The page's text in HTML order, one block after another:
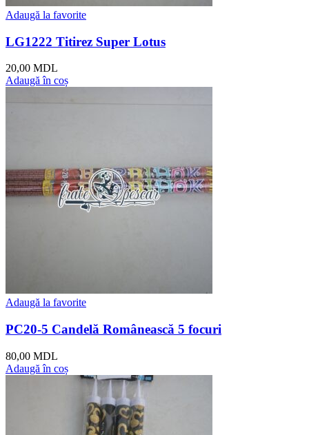
Adaugă la favorite
LG1222 Titirez Super Lotus
20,00 MDL
Adaugă în coș
Adaugă la favorite
PC20-5 Candelă Românească 5 focuri
80,00 MDL
Adaugă în coș